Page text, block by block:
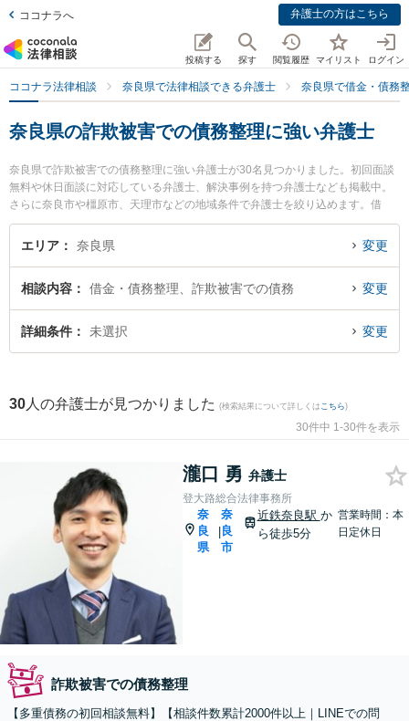
ココナラへ 弁護士の方はこちら
投稿する 探す 閲覧履歴 マイリスト ログイン
ココナラ法律相談 奈良県で法律相談できる弁護士 奈良県で借金・債務
奈良県の詐欺被害での債務整理に強い弁護士
奈良県で詐欺被害での債務整理に強い弁護士が30名見つかりました。初回面談
無料や休日面談に対応している弁護士、解決事例を持つ弁護士なども掲載中。
さらに奈良市や橿原市、天理市などの地域条件で弁護士を絞り込めます。借
金・債務整理に関係する消費者金融の債務整理やクレジット会社の債務整理、
リボ払いの債務整理等の細かな分野での絞り込み検索もでき便利です。特に登
や弁護士費用、強みなどが注目されています。『奈良県で土日や夜間に発生し
た詐欺被害での債務整理のトラブルを今すぐに弁護士に相談したい』『詐欺被
害での債務整理のトラブル解決の実績豊富な近くの弁護士を検索したい』『初
エリア 奈良県 変更
相談内容 借金・債務整理、詐欺被害での債務 変更
詳細条件 未選択 変更
30 人の弁護士が見つかりました (検索結果について詳しくは こちら)
30件中 1-30件を表示
瀧口 勇 弁護士
登大路総合法律事務所
奈
良
県
|
奈
良
市
近鉄奈良駅 か
ら徒歩5分
営業時間：本
日定休日
詐欺被害での債務整理
【多重債務の初回相談無料】【相談件数累計2000件以上｜LINEでの問